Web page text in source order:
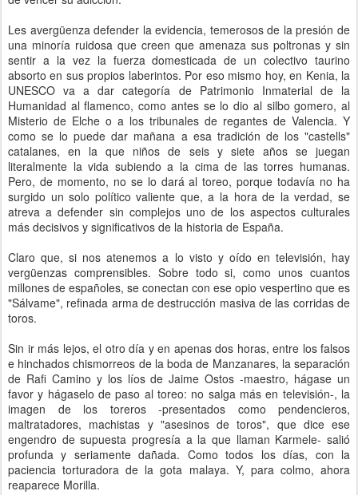
Les avergüenza defender la evidencia, temerosos de la presión de
una minoría ruidosa que creen que amenaza sus poltronas y sin
sentir a la vez la fuerza domesticada de un colectivo taurino
absorto en sus propios laberintos. Por eso mismo hoy, en Kenia, la
UNESCO va a dar categoría de Patrimonio Inmaterial de la
Humanidad al flamenco, como antes se lo dio al silbo gomero, al
Misterio de Elche o a los tribunales de regantes de Valencia. Y
como se lo puede dar mañana a esa tradición de los "castells"
catalanes, en la que niños de seis y siete años se juegan
literalmente la vida subiendo a la cima de las torres humanas.
Pero, de momento, no se lo dará al toreo, porque todavía no ha
surgido un solo político valiente que, a la hora de la verdad, se
atreva a defender sin complejos uno de los aspectos culturales
más decisivos y significativos de la historia de España.
Claro que, si nos atenemos a lo visto y oído en televisión, hay
vergüenzas comprensibles. Sobre todo si, como unos cuantos
millones de españoles, se conectan con ese opio vespertino que es
"Sálvame", refinada arma de destrucción masiva de las corridas de
toros.
Sin ir más lejos, el otro día y en apenas dos horas, entre los falsos
e hinchados chismorreos de la boda de Manzanares, la separación
de Rafi Camino y los líos de Jaime Ostos -maestro, hágase un
favor y hágaselo de paso al toreo: no salga más en televisión-, la
imagen de los toreros -presentados como pendencieros,
maltratadores, machistas y "asesinos de toros", que dice ese
engendro de supuesta progresía a la que llaman Karmele- salió
profunda y seriamente dañada. Como todos los días, con la
paciencia torturadora de la gota malaya. Y, para colmo, ahora
reaparece Morilla.